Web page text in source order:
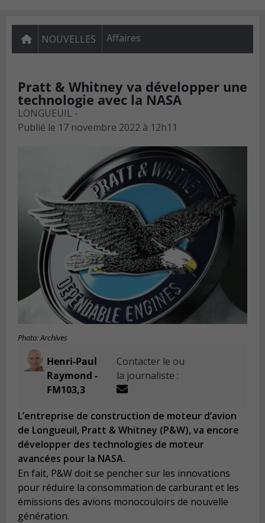
NOUVELLES Affaires
Pratt & Whitney va développer une
technologie avec la NASA
LONGUEUIL -
Publié le 17 novembre 2022 à 12h11
Photo: Archives
Henri-Paul
Raymond -
FM103,3
Contacter le ou
la journaliste :
L’entreprise de construction de moteur d’avion
de Longueuil, Pratt & Whitney (P&W), va encore
développer des technologies de moteur
avancées pour la NASA.
En fait, P&W doit se pencher sur les innovations
pour réduire la consommation de carburant et les
émissions des avions monocouloirs de nouvelle
génération.